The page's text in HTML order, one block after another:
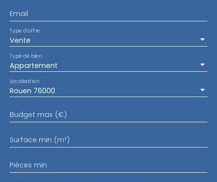
Email
Vente
Type d'offre
Appartement
Type de bien
Rouen 76000
Localisation
Budget max (€)
Surface min (m²)
Pièces min